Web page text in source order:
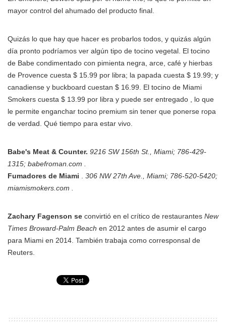
mayor control del ahumado del producto final.
Quizás lo que hay que hacer es probarlos todos, y quizás algún
día pronto podríamos ver algún tipo de tocino vegetal. El tocino
de Babe condimentado con pimienta negra, arce, café y hierbas
de Provence cuesta $ 15.99 por libra; la papada cuesta $ 19.99; y
canadiense y buckboard cuestan $ 16.99. El tocino de Miami
Smokers cuesta $ 13.99 por libra y puede ser entregado , lo que
le permite enganchar tocino premium sin tener que ponerse ropa
de verdad. Qué tiempo para estar vivo.
Babe's Meat & Counter. 9216 SW 156th St., Miami; 786-429-
1315; babefroman.com .
Fumadores de Miami
306 NW 27th Ave., Miami; 786-520-5420;
miamismokers.com .
Zachary Fagenson se convirtió en el crítico de restaurantes New
Times Broward-Palm Beach en 2012 antes de asumir el cargo
para Miami en 2014. También trabaja como corresponsal de
Reuters.